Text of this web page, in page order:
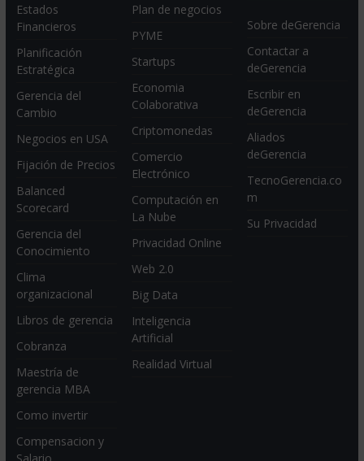
Estados
Financieros
Planificación
Estratégica
Gerencia del
Cambio
Negocios en USA
Fijación de Precios
Balanced
Scorecard
Gerencia del
Conocimiento
Clima
organizacional
Libros de gerencia
Cobranza
Maestría de
gerencia MBA
Como invertir
Compensacion y
Plan de negocios
PYME
Startups
Economia
Colaborativa
Criptomonedas
Comercio
Electrónico
Computación en
La Nube
Privacidad Online
Web 2.0
Big Data
Inteligencia
Artificial
Realidad Virtual
Sobre deGerencia
Contactar a
deGerencia
Escribir en
deGerencia
Aliados
deGerencia
TecnoGerencia.co
m
Su Privacidad